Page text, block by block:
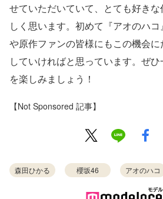
せていただいていて、とても好き
しく思います。初めて『アオのハ
や原作ファンの皆様にもこの機会に
していければと思っています。ぜひ
を楽しみましょう！
【Not Sponsored 記事】
森田ひかる 櫻坂46 アオのハコ